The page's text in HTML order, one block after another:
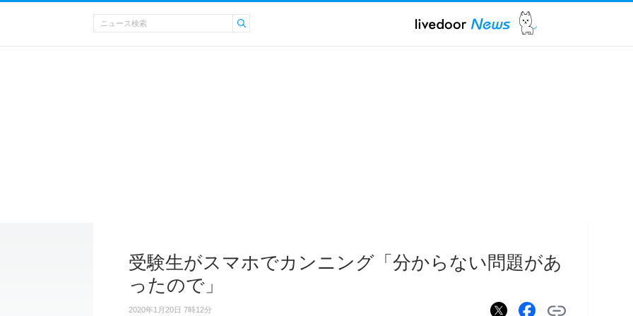
受験生がスマホでカンニング「分からない問題があ
ったので」
2020年1月20日 7時12分